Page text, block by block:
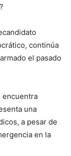
continúa
el pasado
encuentra
una
a pesar de
en la